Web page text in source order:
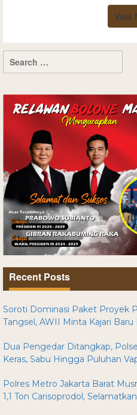
View
Recent Posts
Soroti Dominasi Paket Proyek
Tangsel, AWII Minta Kajari Baru
Dua Pengedar Ditangkap,
Keras, Sabu Hingga Puluhan
Polres Metro Jakarta Barat
1,1 Ton Carisoprodol,